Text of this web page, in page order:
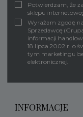
Potwierdzam, że
sklepu
Wyrażam zgodę
Sprzedawcę
informacji
18 lipca 2002 r. o
tym marketingu
elektronicznej.
INFORMACJE